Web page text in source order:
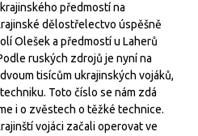
předmostí na
dělostřelectvo úspěšně
Olešek a předmostí u Laherů
ruských zdrojů je nyní na
tisícům ukrajinských vojáků,
Toto číslo se nám zdá
i o zvěstech o těžké technice.
vojáci začali operovat ve